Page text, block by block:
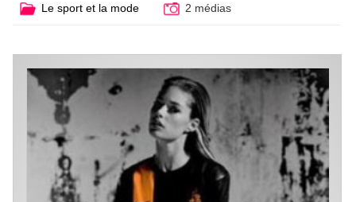
Le sport et la mode 2 médias